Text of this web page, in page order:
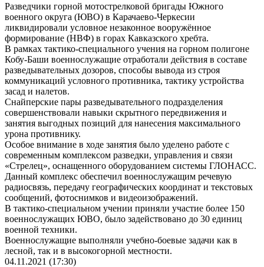
Разведчики горной мотострелковой бригады Южного
военного округа (ЮВО) в Карачаево-Черкесии
ликвидировали условное незаконное вооружённое
формирование (НВФ) в горах Кавказского хребта.
В рамках тактико-специального учения на горном полигоне
Кобу-Баши военнослужащие отработали действия в составе
разведывательных дозоров, способы вывода из строя
коммуникаций условного противника, тактику устройства
засад и налетов.
Снайперские пары разведывательного подразделения
совершенствовали навыки скрытного передвижения и
занятия выгодных позиций для нанесения максимального
урона противнику.
Особое внимание в ходе занятия было уделено работе с
современным комплексом разведки, управления и связи
«Стрелец», оснащенного оборудованием системы ГЛОНАСС.
Данный комплекс обеспечил военнослужащим речевую
радиосвязь, передачу географических координат и текстовых
сообщений, фотоснимков и видеоизображений.
В тактико-специальном учении приняли участие более 150
военнослужащих ЮВО, было задействовано до 30 единиц
военной техники.
Военнослужащие выполняли учебно-боевые задачи как в
лесной, так и в высокогорной местности.
04.11.2021 (17:30)